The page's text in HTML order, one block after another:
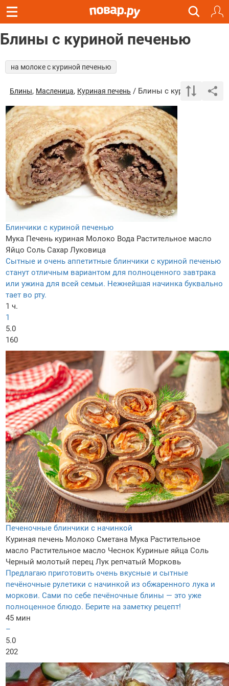
Блины с куриной печенью
на молоке с куриной печенью
Блины, Масленица, Куриная печень / Блины с куриной
Блинчики с куриной печенью
Мука Печень куриная Молоко Вода Растительное масло
Яйцо Соль Сахар Луковица
Сытные и очень аппетитные блинчики с куриной печенью
станут отличным вариантом для полноценного завтрака
или ужина для всей семьи. Нежнейшая начинка буквально
тает во рту.
1 ч.
1
5.0
160
Печеночные блинчики с начинкой
Куриная печень Молоко Сметана Мука Растительное
масло Растительное масло Чеснок Куриные яйца Соль
Черный молотый перец Лук репчатый Морковь
Предлагаю приготовить очень вкусные и сытные
печёночные рулетики с начинкой из обжаренного лука и
моркови. Сами по себе печёночные блины — это уже
полноценное блюдо. Берите на заметку рецепт!
45 мин
–
5.0
202